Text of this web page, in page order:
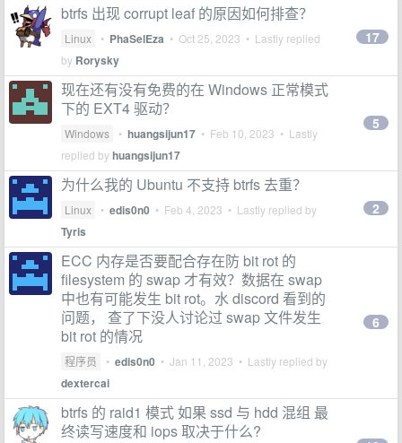
btrfs 出现 corrupt leaf 的原因如何排查？
Linux • PhaSelEza • Oct 25, 2023 • Lastly replied
by Rorysky
17
现在还有没有免费的在 Windows 正常模式
下的 EXT4 驱动？
Windows • huangsijun17 • Feb 10, 2023 • Lastly
replied byhuangsijun17
5
为什么我的 Ubuntu 不支持 btrfs 去重？
Linux • edis0n0 • Feb 4, 2023 • Lastly replied by
Tyris
2
ECC 内存是否要配合存在防 bit rot 的
filesystem 的 swap 才有效？数据在 swap
中也有可能发生 bit rot。水 discord 看到的
问题， 查了下没人讨论过 swap 文件发生
bit rot 的情况
程序员 • edis0n0 • Jan 11, 2023 • Lastly replied by
dextercai
6
btrfs 的 raid1 模式 如果 ssd 与 hdd 混组 最
终读写速度和 iops 取决于什么?